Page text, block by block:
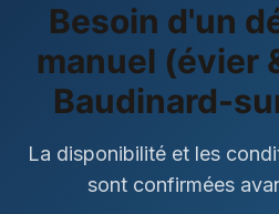
Besoin d'un
manuel (évier
Baudinard-
La disponibilité et les
sont confirmées